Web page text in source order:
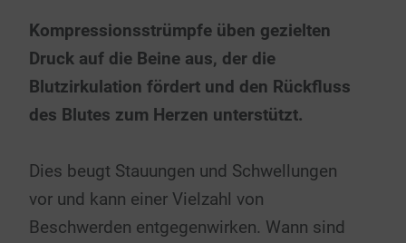
Kompressionsstrümpfe üben gezielten
Druck auf die Beine aus, der die
Blutzirkulation fördert und den Rückfluss
des Blutes zum Herzen unterstützt.
Dies beugt Stauungen und Schwellungen
vor und kann einer Vielzahl von
Beschwerden entgegenwirken. Wann sind